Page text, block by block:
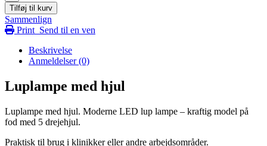
Tilføj til kurv
Sammenlign
Print Send til en ven
Beskrivelse
Anmeldelser (0)
Luplampe med hjul
Luplampe med hjul. Moderne LED lup lampe – kraftig model på
fod med 5 drejehjul.
Praktisk til brug i klinikker eller andre arbejdsområder.